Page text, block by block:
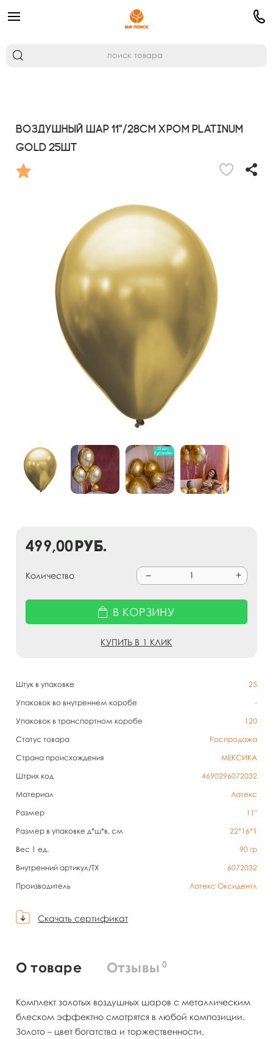
Воздушный шар 11"/28см Хром PLATINUM
Gold 25шт
Штук в упаковке
25
Упаковок во внутреннем коробе
-
Упаковок в транспортном коробе
120
Статус товара
Распродажа
Страна происхождения
МЕКСИКА
Штрих код
4690296072032
Материал
Латекс
Размер
11"
Размер в упаковке д*ш*в, см
22*16*1
Вес 1 ед.
90 гр
Внутренний артикул/TX
6072032
Производитель
Латекс Оксидентл
Скачать сертификат
499,00руб.
Количество
В КОРЗИНУ
КУПИТЬ В 1 КЛИК
О товаре Отзывы 0
Комплект золотых воздушных шаров с металлическим
блеском эффектно смотрятся в любой композиции.
Золото – цвет богатства и торжественности,